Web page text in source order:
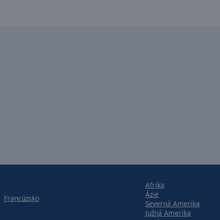
Francúzsko
Afrika
Ázie
Severná Amerika
Južná Amerika